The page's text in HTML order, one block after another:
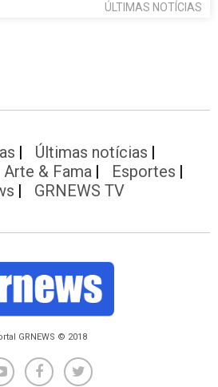
ÚLTIMAS NOTÍCIAS
Últimas notícias
Arte & Fama
Esportes
GRNEWS TV
GRNEWS © 2018